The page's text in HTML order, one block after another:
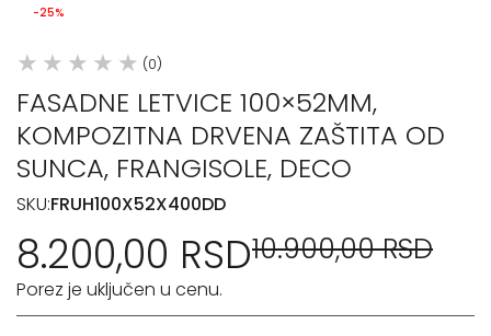
-25%
(0)
FASADNE LETVICE 100×52MM,
KOMPOZITNA DRVENA ZAŠTITA OD
SUNCA, FRANGISOLE, DECO
SKU:FRUH100X52X400DD
8.200,00 RSD10.900,00 RSD
Porez je uključen u cenu.